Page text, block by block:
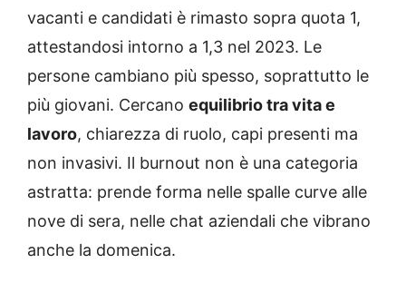
vacanti e candidati è rimasto sopra quota 1,
attestandosi intorno a 1,3 nel 2023. Le
persone cambiano più spesso, soprattutto le
più giovani. Cercano equilibrio tra vita e
lavoro, chiarezza di ruolo, capi presenti ma
non invasivi. Il burnout non è una categoria
astratta: prende forma nelle spalle curve alle
nove di sera, nelle chat aziendali che vibrano
anche la domenica.